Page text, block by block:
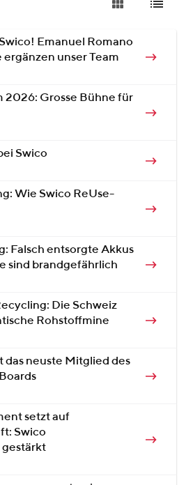
Emanuel Romano
unser Team
2026: Grosse Bühne für
Swico
Wie Swico ReUse-
Falsch entsorgte Akkus
sind brandgefährlich
Die Schweiz
Rohstoffmine
das neuste Mitglied des
setzt auf
Swico
gestärkt